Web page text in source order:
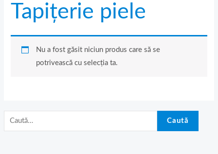
Caută
Tapițerie piele
Nu a fost găsit niciun produs care să se
potrivească cu selecția ta.